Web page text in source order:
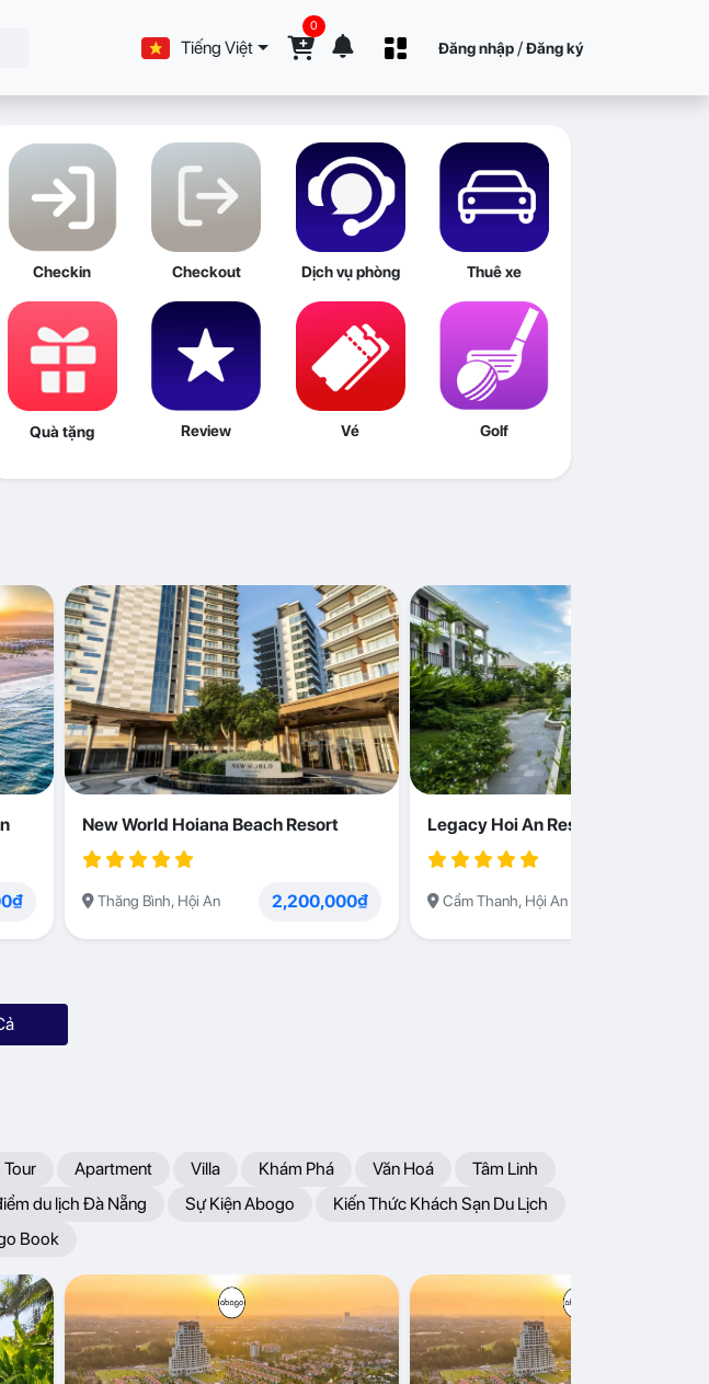
Tiếng Việt
0
Đăng nhập /Đăng ký
Checkin Checkout Dịch vụ phòng Thuê xe
Quà tặng Review Vé Golf
New World Hoiana Beach Resort
Thăng Bình, Hội An 2,200,000₫
Legacy Hoi An Resort
Cẩm Thanh, Hội An
Tour Apartment Villa Khám Phá Văn Hoá
Tâm Linh
du lịch Đà Nẵng Sự Kiện Abogo
Kiến Thức Khách Sạn Du Lịch
Book